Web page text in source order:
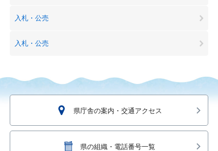
入札・公売
入札・公売
県庁舎の案内・交通アクセス
県の組織・電話番号一覧